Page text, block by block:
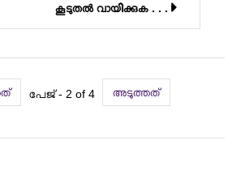
കൂടുതല്‍ വായിക്കുക . . .
പേജ് - 2 of 4 അടുത്തത്